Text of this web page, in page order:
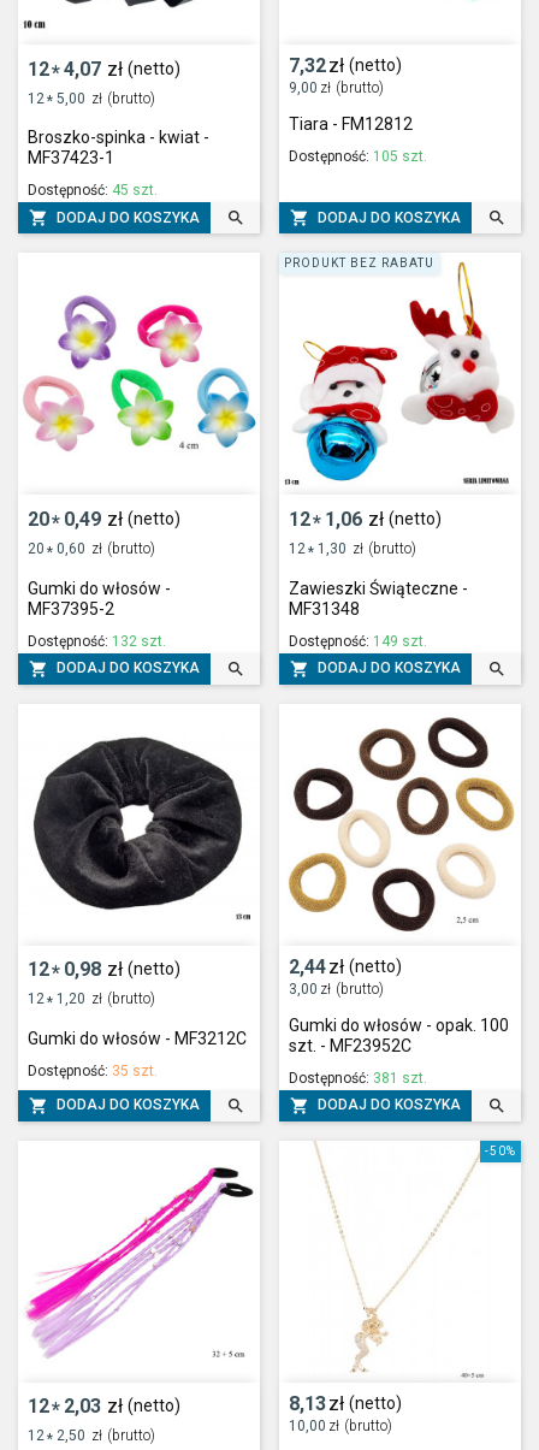
12*4,07 zł (netto)
12 * 5,00 zł (brutto)
Broszko-spinka - kwiat -
MF37423-1
Dostępność: 45 szt.
 DODAJ DO KOSZYKA 
7,32zł (netto)
9,00 zł (brutto)
Tiara - FM12812
Dostępność: 105 szt.
 DODAJ DO KOSZYKA 
20* 0,49 zł (netto)
20 * 0,60 zł (brutto)
Gumki do włosów -
MF37395-2
Dostępność: 132 szt.
 DODAJ DO KOSZYKA 
12* 1,06 zł (netto)
12 * 1,30 zł (brutto)
Zawieszki Świąteczne -
MF31348
Dostępność: 149 szt.
 DODAJ DO KOSZYKA 
PRODUKT BEZ RABATU
12* 0,98 zł (netto)
12* 1,20 zł (brutto)
Gumki do włosów - MF3212C
Dostępność: 35 szt.
 DODAJ DO KOSZYKA 
2,44zł (netto)
3,00 zł (brutto)
Gumki do włosów - opak. 100
szt. - MF23952C
Dostępność: 381 szt.
 DODAJ DO KOSZYKA 
12* 2,03 zł (netto)
12* 2,50 zł (brutto)
8,13zł (netto)
10,00 zł (brutto)
-50%